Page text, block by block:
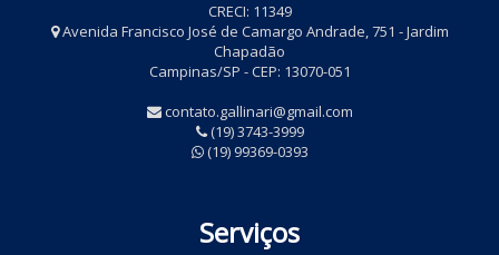
CRECI: 11349
Avenida Francisco José de Camargo Andrade, 751 - Jardim
Chapadão
Campinas/SP - CEP: 13070-051
contato.gallinari@gmail.com
(19) 3743-3999
(19) 99369-0393
Serviços